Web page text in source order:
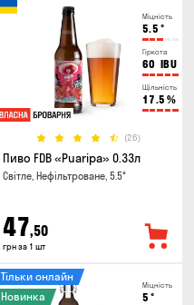
Міцність
5.5 °
Гіркота
60 IBU
Щільність
17.5 %
(26)
Пиво FDB «Puaripa» 0.33л
Світле, Нефільтроване, 5.5°
47,50
грн за 1 шт
Міцність
5 °
Тільки онлайн
Новинка